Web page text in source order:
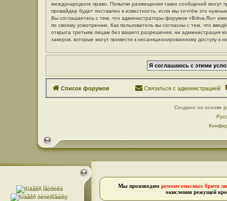
международное право. Попытки размещения таких сообщений
провайдер будет поставлен в известность, если мы сочтём это
Вы соглашаетесь с тем, что администраторы форумов «Britva.Ru»
по своему усмотрению. Как пользователь вы согласны с тем, что
открыта третьим лицам без вашего разрешения, ни администрация
хакеров, которые могут привести к несанкционированному доступу к
Список форумов Связаться с администрацией
Создано на основе
Мы производим ремонт опасных бритв
окисления режущей